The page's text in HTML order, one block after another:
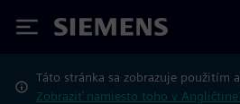
Siemens
Táto stránka sa zobrazuje použitím
Zobraziť namiesto toho v